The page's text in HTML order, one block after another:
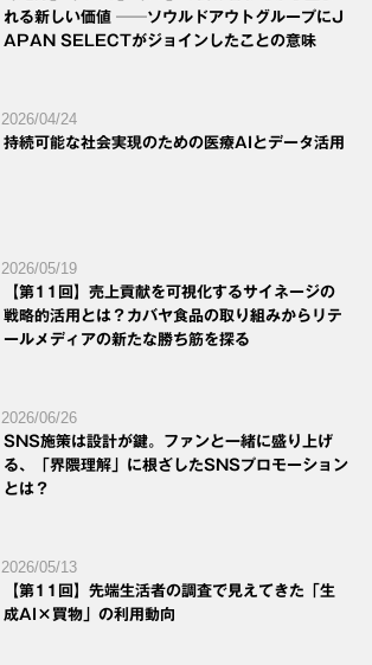
れる新しい価値 ──ソウルドアウトグループにJ
APAN SELECTがジョインしたことの意味
2026/04/24
持続可能な社会実現のための医療AIとデータ活用
2026/05/19
【第11回】売上貢献を可視化するサイネージの
戦略的活用とは？カバヤ食品の取り組みからリテ
ールメディアの新たな勝ち筋を探る
2026/06/26
SNS施策は設計が鍵。ファンと一緒に盛り上げ
る、「界隈理解」に根ざしたSNSプロモーション
とは？
2026/05/13
【第11回】先端生活者の調査で見えてきた「生
成AI×買物」の利用動向